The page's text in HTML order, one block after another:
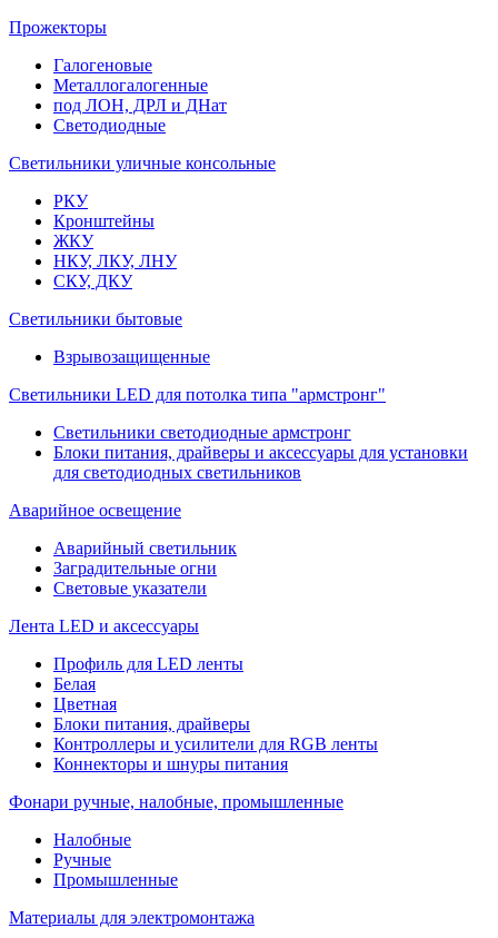
Прожекторы
Галогеновые
Металлогалогенные
под ЛОН, ДРЛ и ДНат
Светодиодные
Светильники уличные консольные
РКУ
Кронштейны
ЖКУ
НКУ, ЛКУ, ЛНУ
СКУ, ДКУ
Светильники бытовые
Взрывозащищенные
Светильники LED для потолка типа "армстронг"
Светильники светодиодные армстронг
Блоки питания, драйверы и аксессуары для установки
для светодиодных светильников
Аварийное освещение
Аварийный светильник
Заградительные огни
Световые указатели
Лента LED и аксессуары
Профиль для LED ленты
Белая
Цветная
Блоки питания, драйверы
Контроллеры и усилители для RGB ленты
Коннекторы и шнуры питания
Фонари ручные, налобные, промышленные
Налобные
Ручные
Промышленные
Материалы для электромонтажа